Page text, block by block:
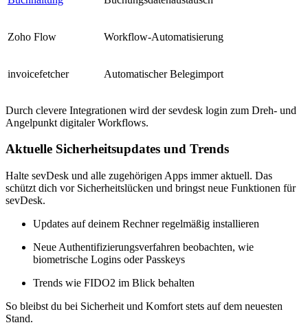
Zoho Flow Workflow-Automatisierung
invoicefetcher Automatischer Belegimport
Durch clevere Integrationen wird der sevdesk login zum Dreh- und
Angelpunkt digitaler Workflows.
Aktuelle Sicherheitsupdates und Trends
Halte sevDesk und alle zugehörigen Apps immer aktuell. Das
schützt dich vor Sicherheitslücken und bringst neue Funktionen für
sevDesk.
Updates auf deinem Rechner regelmäßig installieren
Neue Authentifizierungsverfahren beobachten, wie
biometrische Logins oder Passkeys
Trends wie FIDO2 im Blick behalten
So bleibst du bei Sicherheit und Komfort stets auf dem neuesten
Stand.